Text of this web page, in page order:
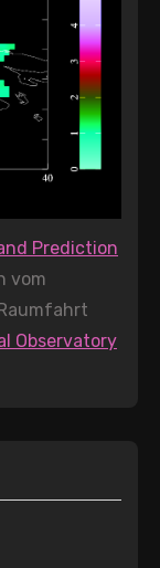
Prediction
vom
Observatory